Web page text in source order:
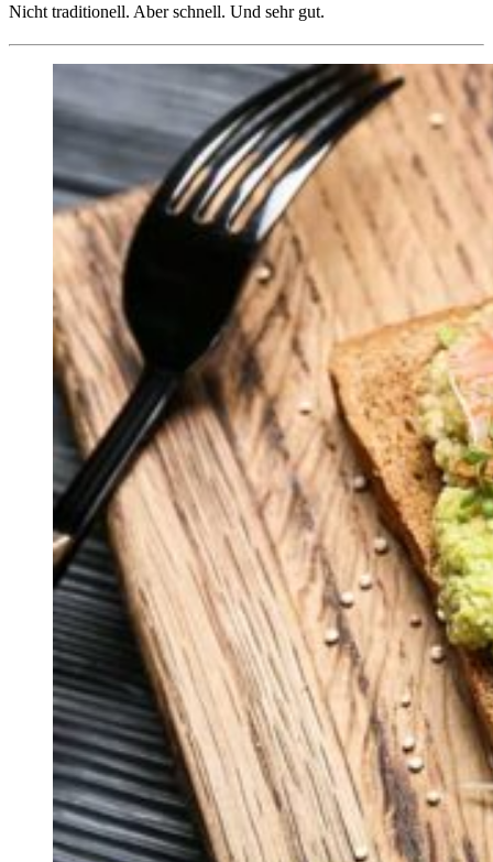
Nicht traditionell. Aber schnell. Und sehr gut.